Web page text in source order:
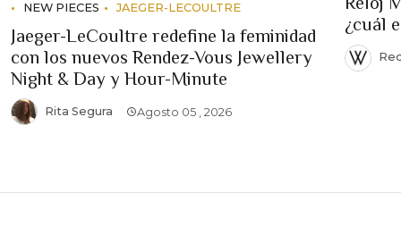
NEW PIECES JAEGER-LECOULTRE
Jaeger-LeCoultre redefine la feminidad
con los nuevos Rendez-Vous Jewellery
Night & Day y Hour-Minute
Rita Segura Agosto 05 , 2026
¿cuál